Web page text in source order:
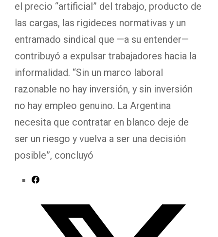
el precio “artificial” del trabajo, producto de
las cargas, las rigideces normativas y un
entramado sindical que —a su entender—
contribuyó a expulsar trabajadores hacia la
informalidad. “Sin un marco laboral
razonable no hay inversión, y sin inversión
no hay empleo genuino. La Argentina
necesita que contratar en blanco deje de
ser un riesgo y vuelva a ser una decisión
posible”, concluyó